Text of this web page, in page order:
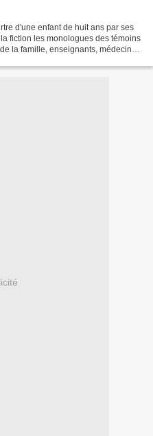
d'une enfant de huit ans par ses
fiction les monologues des témoins
la famille, enseignants, médecins,